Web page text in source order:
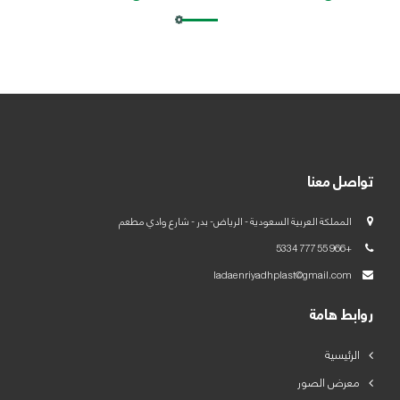
تواصل معنا
المملكة العربية السعودية - الرياض- بدر - شارع وادي مطعم
+966 55 777 5334
روابط هامة
الرئيسية
معرض الصور